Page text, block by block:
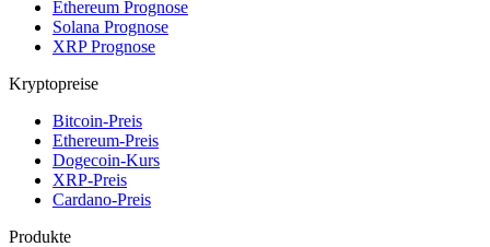
Ethereum Prognose
Solana Prognose
XRP Prognose
Kryptopreise
Bitcoin-Preis
Ethereum-Preis
Dogecoin-Kurs
XRP-Preis
Cardano-Preis
Produkte